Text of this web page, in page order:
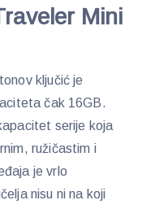
Mini
ključić je
čak 16GB.
serije koja
ružičastim i
je vrlo
nisu ni na koji